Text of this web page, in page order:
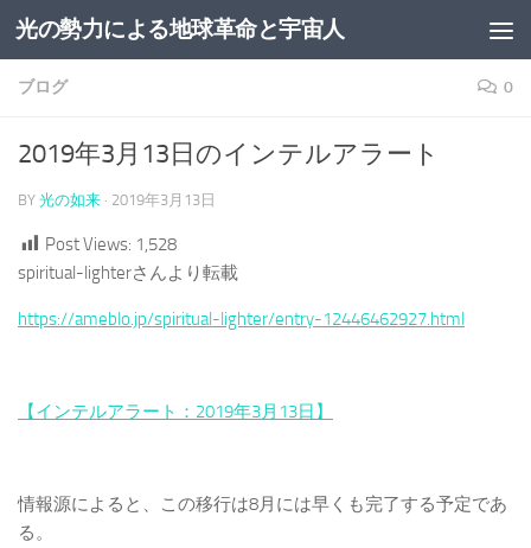
コンテンツへスキップ
光の勢力による地球革命と宇宙人
ブログ 0
2019年3月13日のインテルアラート
BY 光の如来 · 2019年3月13日
Post Views: 1,528
spiritual-lighterさんより転載
https://ameblo.jp/spiritual-lighter/entry-12446462927.html
【インテルアラート：2019年3月13日】
情報源によると、この移行は8月には早くも完了する予定であ
る。